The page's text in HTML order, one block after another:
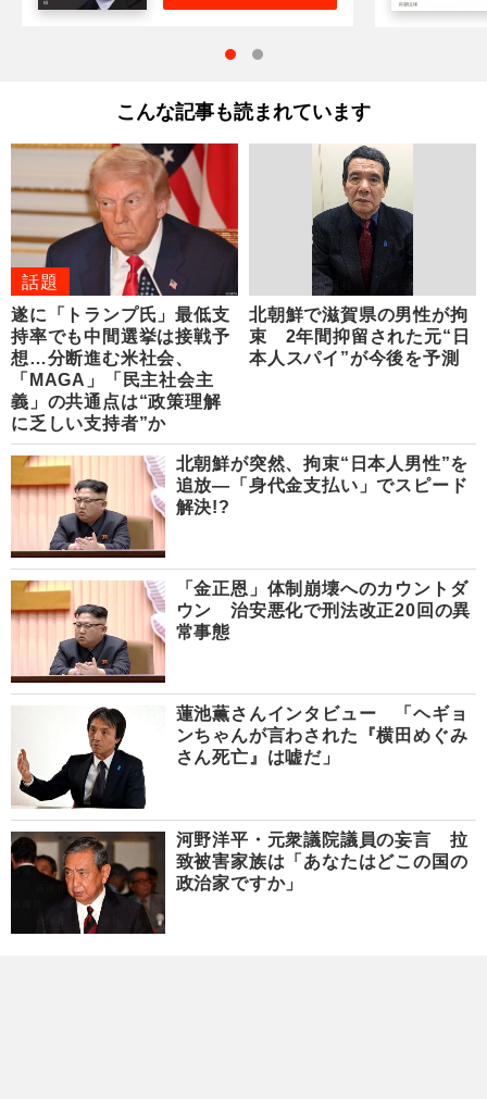
こんな記事も読まれています
話題
遂に「トランプ氏」最低支
持率でも中間選挙は接戦予
想…分断進む米社会、
「MAGA」「民主社会主
義」の共通点は“政策理解
に乏しい支持者”か
北朝鮮で滋賀県の男性が拘
束 2年間抑留された元“日
本人スパイ”が今後を予測
北朝鮮が突然、拘束“日本人男性”を
追放―「身代金支払い」でスピード
解決!?
「金正恩」体制崩壊へのカウントダ
ウン 治安悪化で刑法改正20回の異
常事態
蓮池薫さんインタビュー 「ヘギョ
ンちゃんが言わされた『横田めぐみ
さん死亡』は嘘だ」
河野洋平・元衆議院議員の妄言 拉
致被害家族は「あなたはどこの国の
政治家ですか」